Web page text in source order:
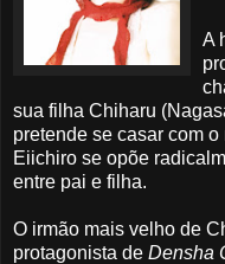
A
sua filha Chiharu
pretende se casar com
Eiichiro se opõe
entre pai e filha.
O irmão mais velho de
protagonista de Densha